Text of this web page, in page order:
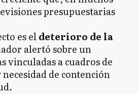
presupuestarias
es eldeterioro de la
alertó sobre un
vinculadas a cuadros de
de contención